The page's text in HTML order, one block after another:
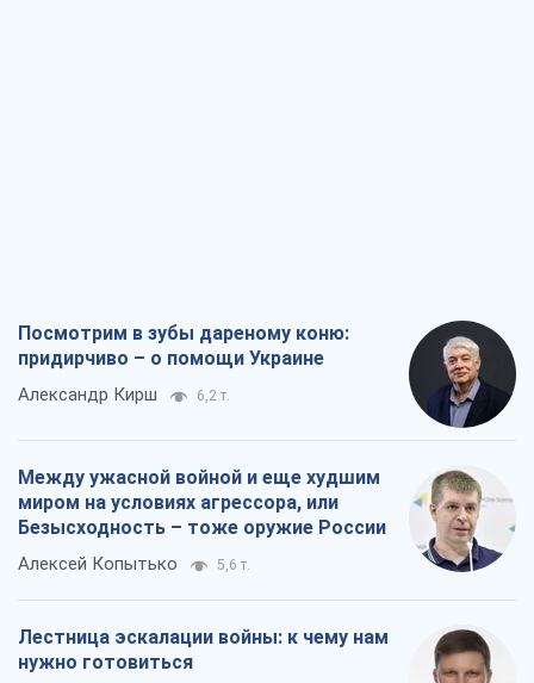
Посмотрим в зубы дареному коню:
придирчиво – о помощи Украине
Александр Кирш 6,2 т.
Между ужасной войной и еще худшим
миром на условиях агрессора, или
Безысходность – тоже оружие России
Алексей Копытько 5,6 т.
Лестница эскалации войны: к чему нам
нужно готовиться